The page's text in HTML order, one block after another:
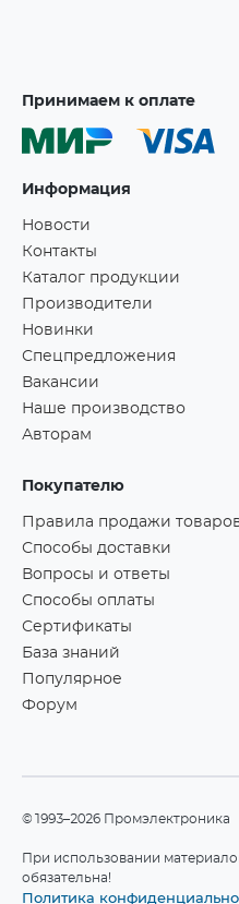
Принимаем к оплате
Информация
Новости
Контакты
Каталог продукции
Производители
Новинки
Спецпредложения
Вакансии
Наше производство
Авторам
Покупателю
Правила продажи
Способы доставки
Вопросы и ответы
Способы оплаты
Сертификаты
База знаний
Популярное
Форум
©1993–2026 Промэлектроника
При использовании
обязательна!
Политика